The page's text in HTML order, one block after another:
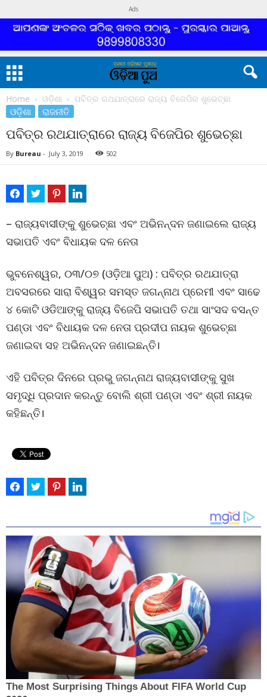
Ads
Home ଓଡ଼ିଶା ପବିତ୍ର ରଥଯାତ୍ରାରେ ରାଜ୍ୟ ବିଜେପିର ଶୁଭେଚ୍ଛା
ଓଡ଼ିଶା ରାଜନୀତି
ପବିତ୍ର ରଥଯାତ୍ରାରେ ରାଜ୍ୟ ବିଜେପିର ଶୁଭେଚ୍ଛା
By Bureau - July 3, 2019 502
– ରାଜ୍ୟବାସୀଙ୍କୁ ଶୁଭେଚ୍ଛା ଏବଂ ଅଭିନନ୍ଦନ ଜଣାଇଲେ ରାଜ୍ୟ
ସଭାପତି ଏବଂ ବିଧାୟକ ଦଳ ନେତା
ଭୁବନେଶ୍ୱର, ୦୩/୦୭ (ଓଡ଼ିଆ ପୁଅ) : ପବିତ୍ର ରଥଯାତ୍ରା
ଅବସରରେ ସାରା ବିଶ୍ୱର ସମସ୍ତ ଜଗନ୍ନାଥ ପ୍ରେମୀ ଏବଂ ସାଢେ
୪ କୋଟି ଓଡିଆଙ୍କୁ ରାଜ୍ୟ ବିଜେପି ସଭାପତି ତଥା ସାଂସଦ ବସନ୍ତ
ପଣ୍ଡା ଏବଂ ବିଧାୟକ ଦଳ ନେତା ପ୍ରଦୀପ ନାୟକ ଶୁଭେଚ୍ଛା
ଜଣାଇବା ସହ ଅଭିନନ୍ଦନ ଜଣାଇଛନ୍ତି।
ଏହି ପବିତ୍ର ଦିନରେ ପ୍ରଭୁ ଜଗନ୍ନାଥ ରାଜ୍ୟବାସୀଙ୍କୁ ସୁଖ
ସମୃଦ୍ଧି ପ୍ରଦାନ କରନ୍ତୁ ବୋଲି ଶ୍ରୀ ପଣ୍ଡା ଏବଂ ଶ୍ରୀ ନାୟକ
କହିଛନ୍ତି।